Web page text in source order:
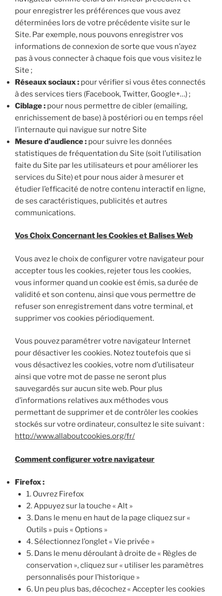
pour enregistrer les préférences que vous avez
déterminées lors de votre précédente visite sur le
Site. Par exemple, nous pouvons enregistrer vos
informations de connexion de sorte que vous n’ayez
pas à vous connecter à chaque fois que vous visitez le
Site ;
Réseaux sociaux : pour vérifier si vous êtes connectés
à des services tiers (Facebook, Twitter, Google+…) ;
Ciblage : pour nous permettre de cibler (emailing,
enrichissement de base) à postériori ou en temps réel
l’internaute qui navigue sur notre Site
Mesure d’audience : pour suivre les données
statistiques de fréquentation du Site (soit l’utilisation
faite du Site par les utilisateurs et pour améliorer les
services du Site) et pour nous aider à mesurer et
étudier l’efficacité de notre contenu interactif en ligne,
de ses caractéristiques, publicités et autres
communications.
Vos Choix Concernant les Cookies et Balises Web
Vous avez le choix de configurer votre navigateur pour
accepter tous les cookies, rejeter tous les cookies,
vous informer quand un cookie est émis, sa durée de
validité et son contenu, ainsi que vous permettre de
refuser son enregistrement dans votre terminal, et
supprimer vos cookies périodiquement.
Vous pouvez paramétrer votre navigateur Internet
pour désactiver les cookies. Notez toutefois que si
vous désactivez les cookies, votre nom d’utilisateur
ainsi que votre mot de passe ne seront plus
sauvegardés sur aucun site web. Pour plus
d’informations relatives aux méthodes vous
permettant de supprimer et de contrôler les cookies
stockés sur votre ordinateur, consultez le site suivant :
http://www.allaboutcookies.org/fr/
Comment configurer votre navigateur
Firefox :
1. Ouvrez Firefox
2. Appuyez sur la touche « Alt »
3. Dans le menu en haut de la page cliquez sur «
Outils » puis « Options »
4. Sélectionnez l’onglet « Vie privée »
5. Dans le menu déroulant à droite de « Règles de
conservation », cliquez sur « utiliser les paramètres
personnalisés pour l’historique »
6. Un peu plus bas, décochez « Accepter les cookies